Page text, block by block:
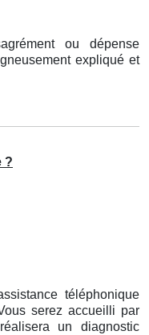
ou dépense
expliqué et
?
téléphonique
serez accueilli par
un diagnostic